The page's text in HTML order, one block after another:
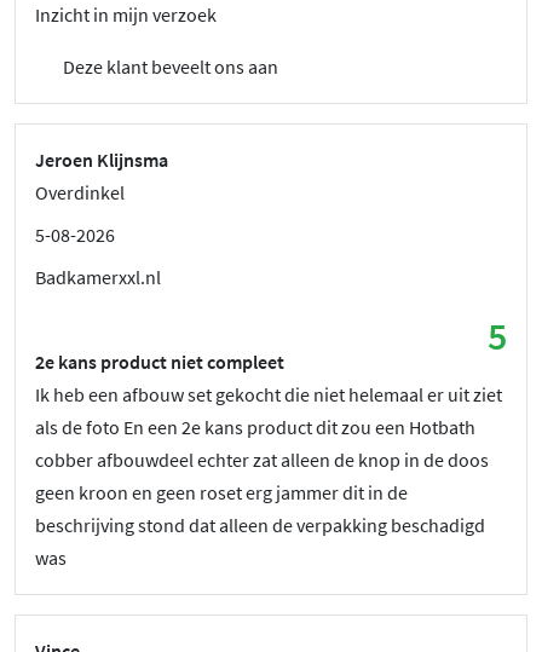
Inzicht in mijn verzoek
Deze klant beveelt ons aan
Jeroen Klijnsma
Overdinkel
5-08-2026
Badkamerxxl.nl
5
2e kans product niet compleet
Ik heb een afbouw set gekocht die niet helemaal er uit ziet
als de foto En een 2e kans product dit zou een Hotbath
cobber afbouwdeel echter zat alleen de knop in de doos
geen kroon en geen roset erg jammer dit in de
beschrijving stond dat alleen de verpakking beschadigd
was